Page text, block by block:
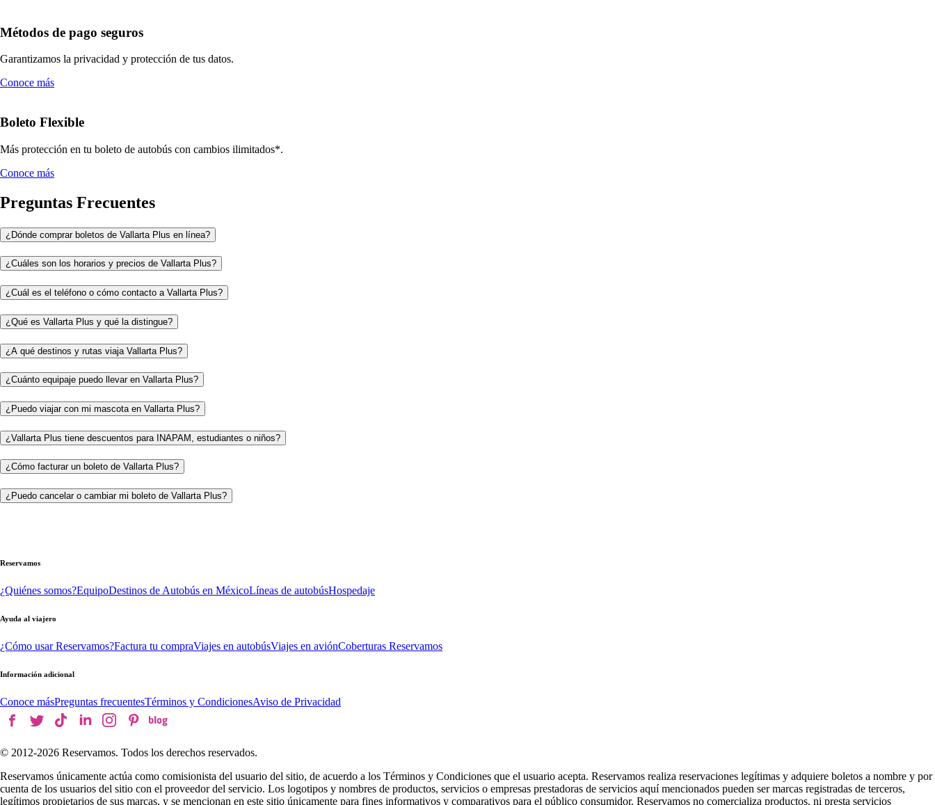
Métodos de pago seguros
Garantizamos la privacidad y protección de tus datos.
Conoce más
Boleto Flexible
Más protección en tu boleto de autobús con cambios ilimitados*.
Conoce más
Preguntas Frecuentes
¿Dónde comprar boletos de Vallarta Plus en línea?
¿Cuáles son los horarios y precios de Vallarta Plus?
¿Cuál es el teléfono o cómo contacto a Vallarta Plus?
¿Qué es Vallarta Plus y qué la distingue?
¿A qué destinos y rutas viaja Vallarta Plus?
¿Cuánto equipaje puedo llevar en Vallarta Plus?
¿Puedo viajar con mi mascota en Vallarta Plus?
¿Vallarta Plus tiene descuentos para INAPAM, estudiantes o niños?
¿Cómo facturar un boleto de Vallarta Plus?
¿Puedo cancelar o cambiar mi boleto de Vallarta Plus?
Reservamos
¿Quiénes somos?EquipoDestinos de Autobús en MéxicoLíneas de autobúsHospedaje
Ayuda al viajero
¿Cómo usar Reservamos?Factura tu compraViajes en autobúsViajes en aviónCoberturas Reservamos
Información adicional
Conoce másPreguntas frecuentesTérminos y CondicionesAviso de Privacidad
© 2012-2026 Reservamos. Todos los derechos reservados.
Reservamos únicamente actúa como comisionista del usuario del sitio, de acuerdo a los Términos y Condiciones que el usuario acepta. Reservamos realiza reservaciones legítimas y adquiere boletos a nombre y por
cuenta de los usuarios del sitio con el proveedor del servicio. Los logotipos y nombres de productos, servicios o empresas prestadoras de servicios aquí mencionados pueden ser marcas registradas de terceros,
legítimos propietarios de sus marcas, y se mencionan en este sitio únicamente para fines informativos y comparativos para el público consumidor. Reservamos no comercializa productos, ni presta servicios